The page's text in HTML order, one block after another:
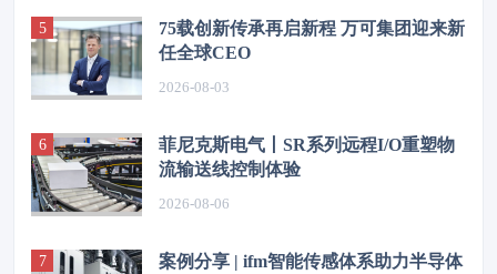
75载创新传承再启新程 万可集团迎来新
任全球CEO
2026-08-03
菲尼克斯电气丨SR系列远程I/O重塑物
流输送线控制体验
2026-08-06
案例分享 | ifm智能传感体系助力半导体